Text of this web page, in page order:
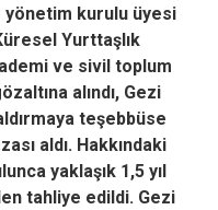
yönetim kurulu üyesi
Yurttaşlık
ve sivil toplum
alındı, Gezi
teşebbüse
aldı. Hakkındaki
yaklaşık 1,5 yıl
tahliye edildi. Gezi